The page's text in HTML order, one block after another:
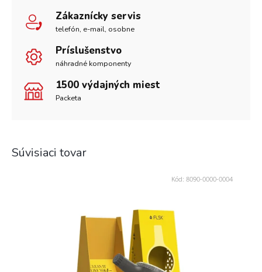
Zákaznícky servis
telefón, e-mail, osobne
Príslušenstvo
náhradné komponenty
1500 výdajných miest
Packeta
Súvisiaci tovar
Kód: 8090-0000-0004